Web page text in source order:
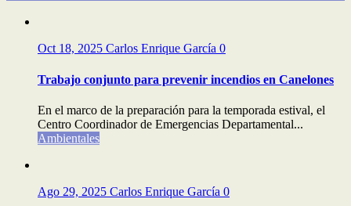
Oct 18, 2025 Carlos Enrique García 0
Trabajo conjunto para prevenir incendios en Canelones
En el marco de la preparación para la temporada estival, el
Centro Coordinador de Emergencias Departamental...
Ambientales
Ago 29, 2025 Carlos Enrique García 0